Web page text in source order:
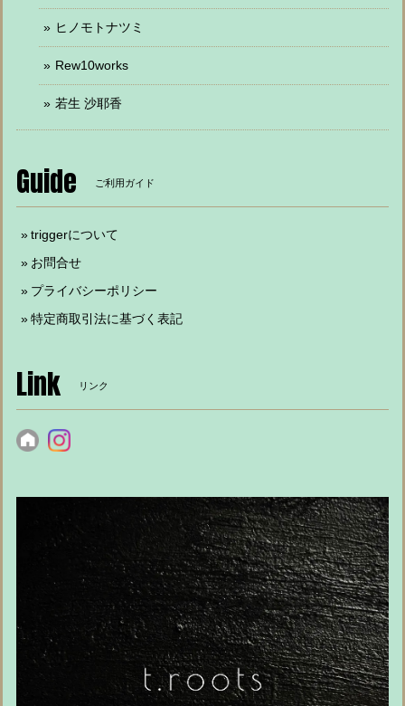
ヒノモトナツミ
Rew10works
若生 沙耶香
Guide ご利用ガイド
triggerについて
お問合せ
プライバシーポリシー
特定商取引法に基づく表記
Link リンク